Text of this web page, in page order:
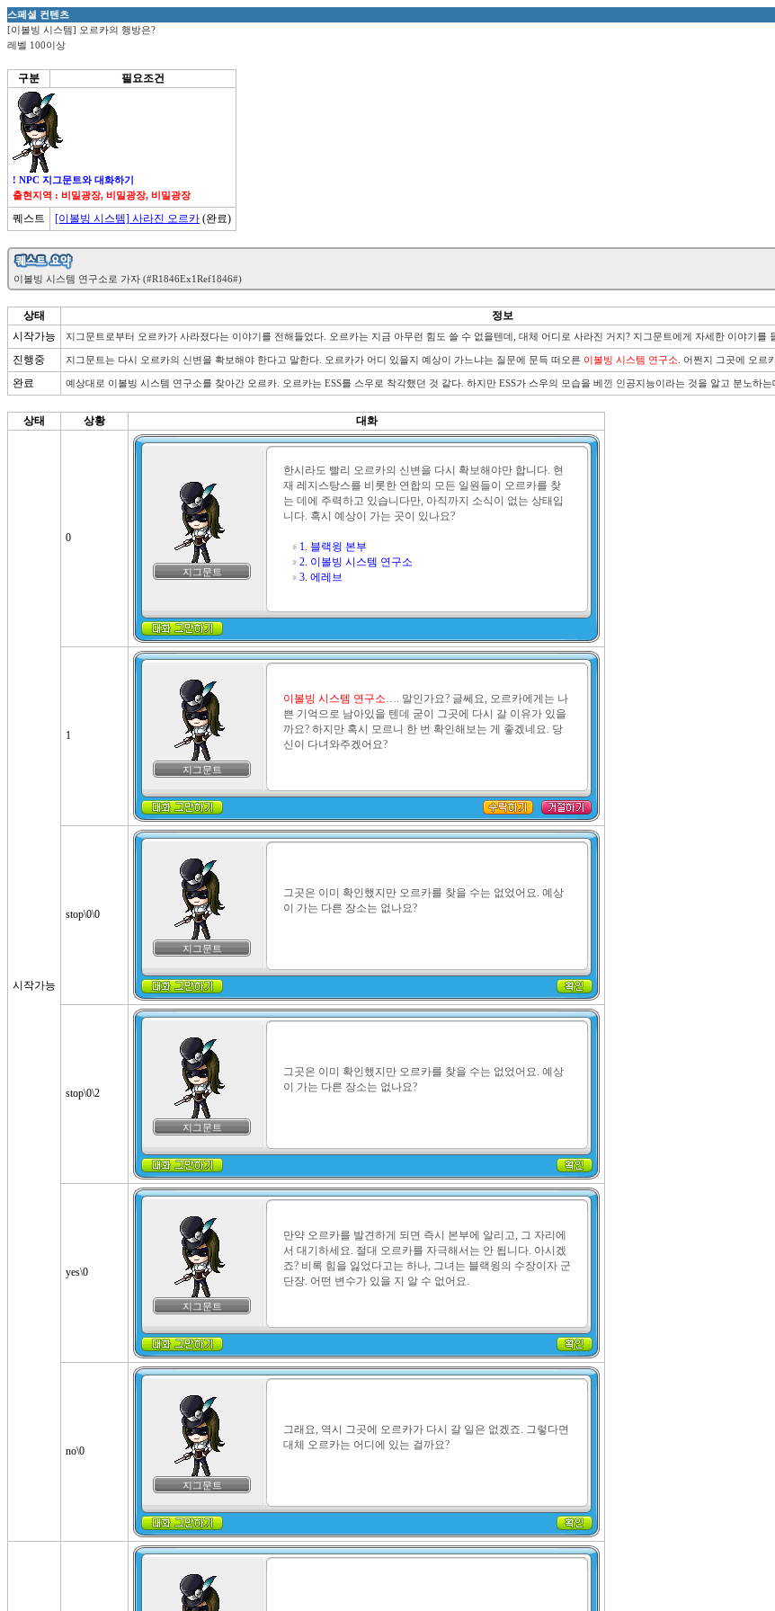
스페셜 컨텐츠
[이볼빙 시스템] 오르카의 행방은?
레벨 100이상
구분 필요조건
! NPC 지그문트와 대화하기
출현지역 : 비밀광장, 비밀광장, 비밀광장
퀘스트 [이볼빙 시스템] 사라진 오르카 (완료)
상태
정보
시작가능
지그문트로부터 오르카가 사라졌다는 이야기를 전해들었다. 오르카는 지금 아무런 힘도 쓸 수 없을텐데, 대체 어디로 사라진 거지? 지그문트에게 자세한 이야기를
진행중 지그문트는 다시 오르카의 신변을 확보해야 한다고 말한다. 오르카가 어디 있을지 예상이 가느냐는 질문에 문득 떠오른 이볼빙 시스템 연구소 . 어쩐지 그곳에 오르
완료 예상대로 이볼빙 시스템 연구소를 찾아간 오르카. 오르카는 ESS를 스우로 착각했던 것 같다. 하지만 ESS가 스우의 모습을 베낀 인공지능이라는 것을 알고 분노하는
상태 상황 대화
시작가능
0
지그문트
한시라도 빨리 오르카의 신변을 다시 확보해야만 합니다. 현
재 레지스탕스를 비롯한 연합의 모든 일원들이 오르카를 찾
는 데에 주력하고 있습니다만, 아직까지 소식이 없는 상태입
니다. 혹시 예상이 가는 곳이 있나요?
1. 블랙윙 본부
2. 이볼빙 시스템 연구소
3. 에레브
1
지그문트
이볼빙 시스템 연구소…. 말인가요? 글쎄요, 오르카에게는 나
쁜 기억으로 남아있을 텐데 굳이 그곳에 다시 갈 이유가 있을
까요? 하지만 혹시 모르니 한 번 확인해보는 게 좋겠네요. 당
신이 다녀와주겠어요?
stop\0\0
지그문트
그곳은 이미 확인했지만 오르카를 찾을 수는 없었어요. 예상
이 가는 다른 장소는 없나요?
stop\0\2
지그문트
그곳은 이미 확인했지만 오르카를 찾을 수는 없었어요. 예상
이 가는 다른 장소는 없나요?
yes\0
지그문트
만약 오르카를 발견하게 되면 즉시 본부에 알리고, 그 자리에
서 대기하세요. 절대 오르카를 자극해서는 안 됩니다. 아시겠
죠? 비록 힘을 잃었다고는 하나, 그녀는 블랙윙의 수장이자 군
단장. 어떤 변수가 있을 지 알 수 없어요.
no\0
지그문트
그래요, 역시 그곳에 오르카가 다시 갈 일은 없겠죠. 그렇다면
대체 오르카는 어디에 있는 걸까요?